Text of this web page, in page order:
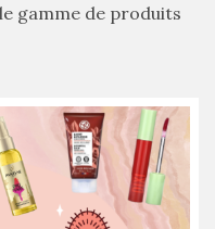
gamme de produits